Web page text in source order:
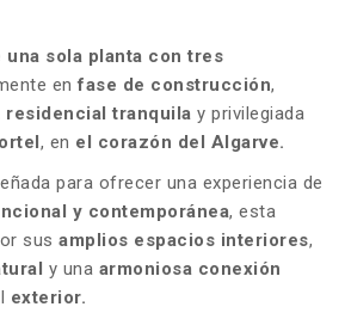
una sola planta con tres
en fase de construcción,
residencial tranquila y privilegiada
, en el corazón del Algarve.
para ofrecer una experiencia de
y contemporánea, esta
sus amplios espacios interiores,
y una armoniosa conexión
exterior.